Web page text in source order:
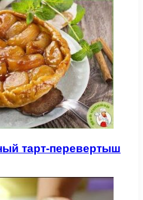
тарт-перевертыш